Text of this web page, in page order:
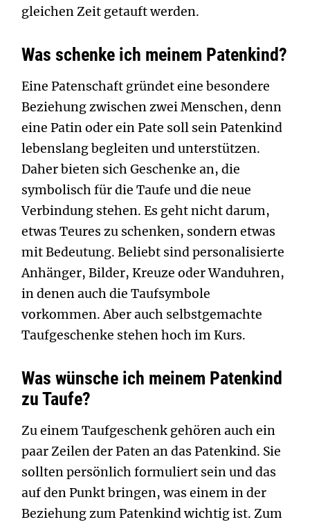
gleichen Zeit getauft werden.
Was schenke ich meinem Patenkind?
Eine Patenschaft gründet eine besondere
Beziehung zwischen zwei Menschen, denn
eine Patin oder ein Pate soll sein Patenkind
lebenslang begleiten und unterstützen.
Daher bieten sich Geschenke an, die
symbolisch für die Taufe und die neue
Verbindung stehen. Es geht nicht darum,
etwas Teures zu schenken, sondern etwas
mit Bedeutung. Beliebt sind personalisierte
Anhänger, Bilder, Kreuze oder Wanduhren,
in denen auch die Taufsymbole
vorkommen. Aber auch selbstgemachte
Taufgeschenke stehen hoch im Kurs.
Was wünsche ich meinem Patenkind
zu Taufe?
Zu einem Taufgeschenk gehören auch ein
paar Zeilen der Paten an das Patenkind. Sie
sollten persönlich formuliert sein und das
auf den Punkt bringen, was einem in der
Beziehung zum Patenkind wichtig ist. Zum